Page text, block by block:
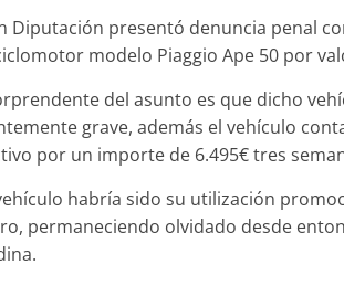
Diputación presentó denuncia penal
modelo Piaggio Ape 50 por
del asunto es que dicho
grave, además el vehículo
por un importe de 6.495€ tres
habría sido su utilización
permaneciendo olvidado desde